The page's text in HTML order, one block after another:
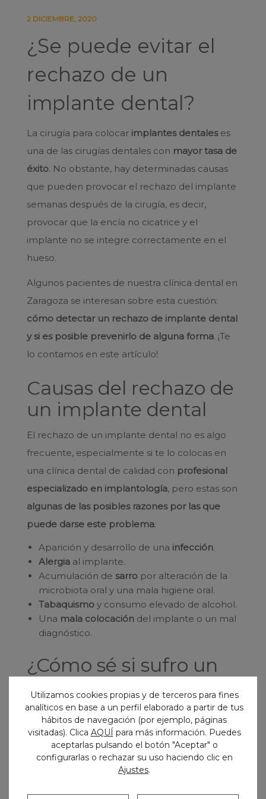
2 DICIEMBRE, 2020
¿Se puede evitar el
rechazo de un
implante dental?
La cirugía para colocar implantes dentaleses
una de las cirugías dentales con mayor tasa de
éxito. No obstante, hay determinadas causas
que pueden provocar el rechazo del implante
semanas después de la cirugía, es decir,
provocar que la encía no cicatrice y el
implante no se integre correctamente en el
hueso.
Algunos pacientes de nuestra clínica dental en
Zaragoza se interesan sobre esta cuestión:
cómo detectar un rechazo de implante dental
y si es posible prevenirlo de alguna forma. ¡Te
lo contamos en este artículo!
Causas del rechazo de
un implante dental
El rechazo de un implante dental no es algo
frecuente, especialmente si te lo colocas en
una clínica dental de calidad con profesional
especializado en implantología, pero estas son
algunas de las posibles razones por las que
puede darse este problema:
Aparición y desarrollo de una infección.
Alergia al implante.
Acumulación de sarro por alteración de la
microbiota oral y una mala higiene oral.
Tabaquismo y consumo elevado de alcohol.
Una mala colocación del implante o un mal
diagnóstico.
¿Cómo sé si sufro un
rechazo de implante
dental?
Es importante saber identificar las alertas que
nuestro cuerponos manda como aviso de que
algo no está yendo como debería. Entre los
Utilizamos cookies propias y de terceros para fines
analíticos en base a un perfil elaborado a partir de tus
hábitos de navegación (por ejemplo, páginas
visitadas). Clica AQUÍ para más información. Puedes
aceptarlas pulsando el botón "Aceptar" o
configurarlas o rechazar su uso haciendo clic en
Ajustes.